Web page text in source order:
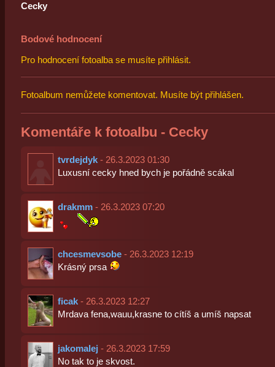
Cecky
Bodové hodnocení
Pro hodnocení fotoalba se musíte přihlásit.
Fotoalbum nemůžete komentovat. Musíte být přihlášen.
Komentáře k fotoalbu - Cecky
tvrdejdyk- 26.3.2023 01:30
Luxusní cecky hned bych je pořádně scákal
drakmm- 26.3.2023 07:20
chcesmevsobe- 26.3.2023 12:19
Krásný prsa
ficak- 26.3.2023 12:27
Mrdava fena,wauu,krasne to cítíš a umíš napsat
jakomalej - 26.3.2023 17:59
No tak to je skvost.